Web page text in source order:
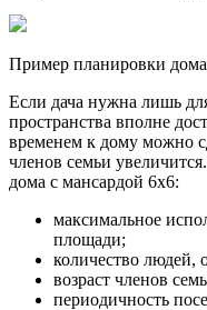
Пример планировки
Если дача нужна лишь
пространства вполне
временем к дому можно
членов семьи
дома с мансардой 6х6:
максимальное
площади;
количество
возраст членов
периодичность